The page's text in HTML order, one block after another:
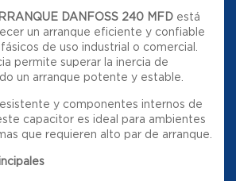
DANFOSS 240 MFD está
un arranque eficiente y confiable
de uso industrial o comercial.
permite superar la inercia de
un arranque potente y estable.
y componentes internos de
capacitor es ideal para ambientes
que requieren alto par de arranque.